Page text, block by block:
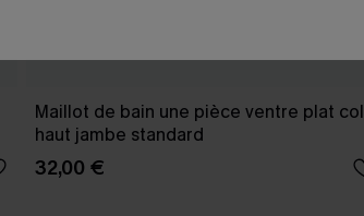
Maillot de bain une pièce ventre plat col
haut jambe standard
32,00 €